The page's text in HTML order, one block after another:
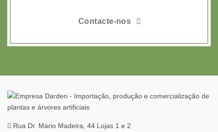
Contacte-nos
Rua Dr. Mário Madeira, 44 Lojas 1 e 2